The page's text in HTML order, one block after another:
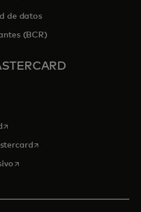
de datos
(BCR)
nueva
en una pestaña nueva
se abre en una pestaña nueva
se abre en una pestaña
se abre en una pestaña nueva